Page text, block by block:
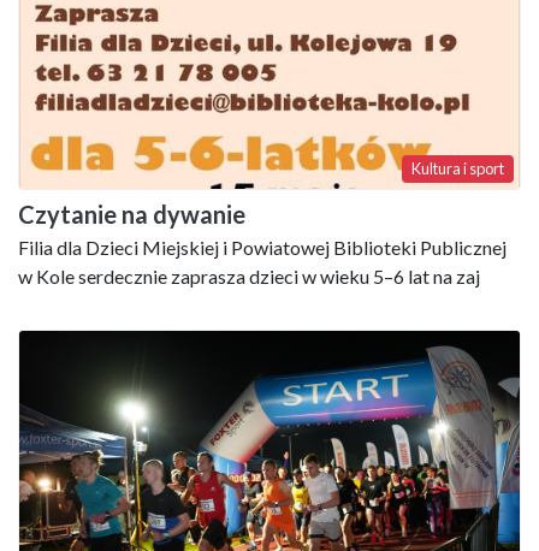
Kultura i sport
Czytanie na dywanie
Filia dla Dzieci Miejskiej i Powiatowej Biblioteki Publicznej
w Kole serdecznie zaprasza dzieci w wieku 5–6 lat na zaj